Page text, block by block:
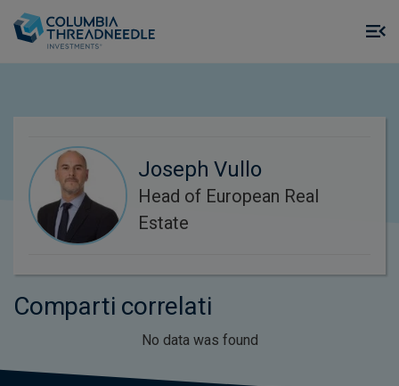
Joseph Vullo
Head of European Real
Estate
Comparti correlati
No data was found